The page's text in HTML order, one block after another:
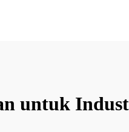
untuk